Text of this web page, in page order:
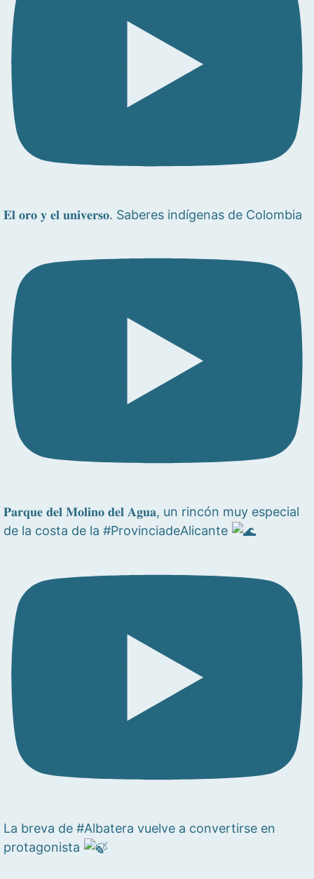
𝐄𝐥 𝐨𝐫𝐨 𝐲 𝐞𝐥 𝐮𝐧𝐢𝐯𝐞𝐫𝐬𝐨. Saberes indígenas de Colombia
𝐏𝐚𝐫𝐪𝐮𝐞 𝐝𝐞𝐥 𝐌𝐨𝐥𝐢𝐧𝐨 𝐝𝐞𝐥 𝐀𝐠𝐮𝐚, un rincón muy especial
de la costa de la #ProvinciadeAlicante
La breva de #Albatera vuelve a convertirse en
protagonista